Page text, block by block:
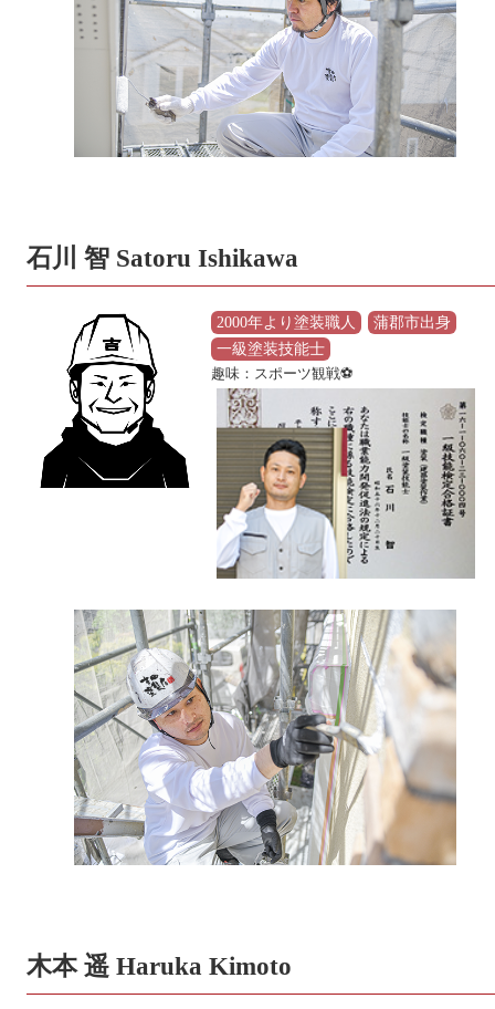
石川 智 Satoru Ishikawa
2000年より塗装職人
蒲郡市出身
一級塗装技能士
趣味：スポーツ観戦⚽
木本 遥 Haruka Kimoto